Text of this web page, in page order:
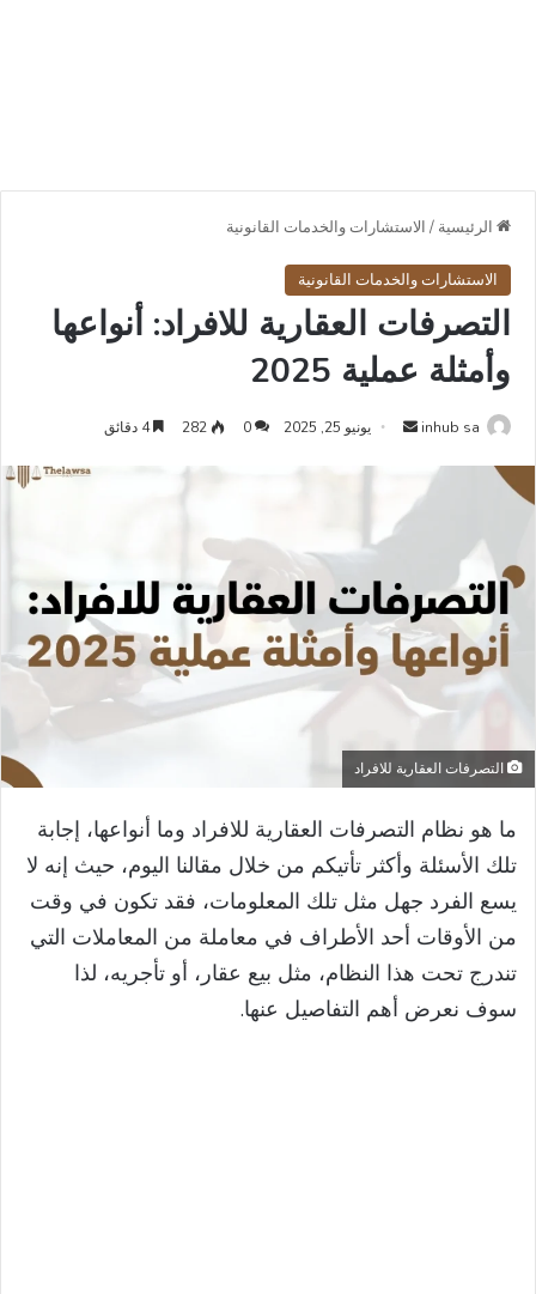
الرئيسية / الاستشارات والخدمات القانونية
الاستشارات والخدمات القانونية
التصرفات العقارية للافراد: أنواعها
وأمثلة عملية 2025
inhub sa
أرسل يونيو 25, 2025 0
282 4 دقائق
التصرفات العقارية للافراد
​ما هو نظام التصرفات العقارية للافراد وما أنواعها، إجابة
تلك الأسئلة وأكثر تأتيكم من خلال مقالنا اليوم، حيث إنه لا
يسع الفرد جهل مثل تلك المعلومات، فقد تكون في وقت
من الأوقات أحد الأطراف في معاملة من المعاملات التي
تندرج تحت هذا النظام، مثل بيع عقار، أو تأجريه، لذا
سوف نعرض أهم التفاصيل عنها.